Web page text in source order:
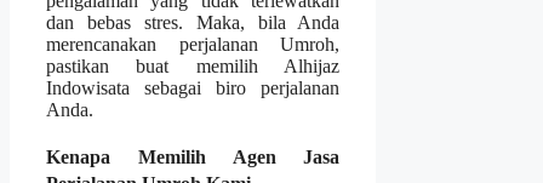
dan bebas stres. Maka, bila Anda
merencanakan perjalanan Umroh,
pastikan buat memilih Alhijaz
Indowisata sebagai biro perjalanan
Anda.
Kenapa Memilih Agen Jasa